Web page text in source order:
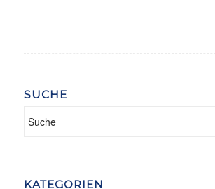
SUCHE
KATEGORIEN